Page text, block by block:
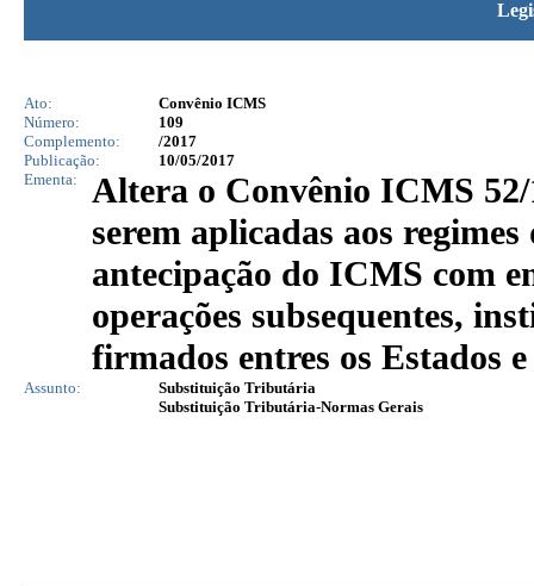
Ato:
Convênio ICMS
Número:
109
Complemento:
/2017
Publicação:
10/05/2017
Ementa:
Altera o Convênio ICMS 52/
serem aplicadas aos
antecipação do ICMS com
operações subsequentes,
firmados entres os Estados
Assunto:
Substituição Tributária
Substituição Tributária-Normas Gerais